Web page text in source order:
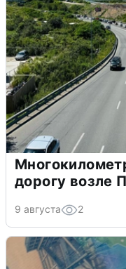
дорогу возле
9 августа 2